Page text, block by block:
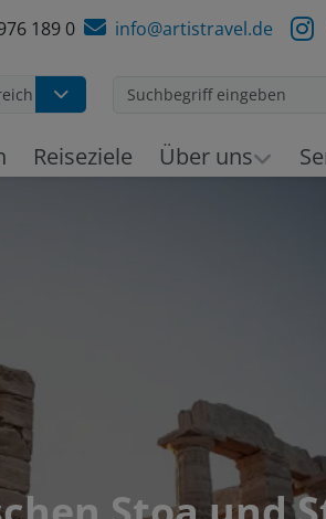
189 0 info@artistravel.de
Reiseziele Über uns